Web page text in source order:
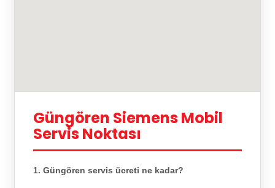
Güngören Siemens Mobil
Servis Noktası
1. Güngören servis ücreti ne kadar?